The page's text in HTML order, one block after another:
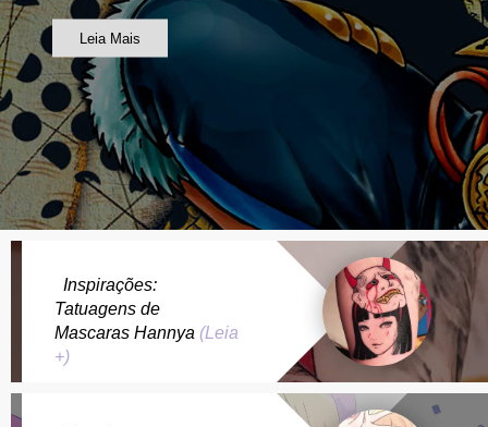
Leia Mais
Inspirações:
Tatuagens de
Mascaras Hannya (Leia
+)